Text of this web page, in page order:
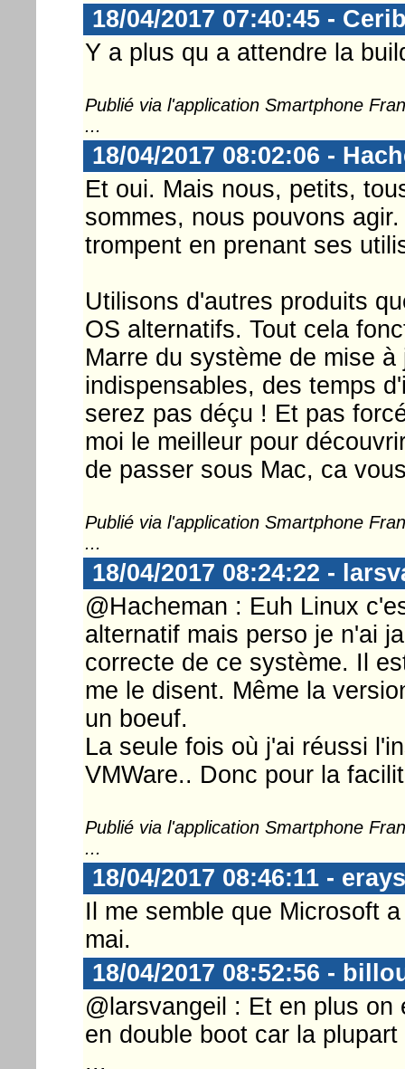
18/04/2017 07:40:45 -
Y a plus qu a attendre la
Publié via l'application Smartphone
...
18/04/2017 08:02:06 -
Et oui. Mais nous, petits,
sommes, nous pouvons
trompent en prenant ses
Utilisons d'autres produits
OS alternatifs. Tout cela
Marre du système de mise
indispensables, des temps
serez pas déçu ! Et pas
moi le meilleur pour
de passer sous Mac, ca
Publié via l'application Smartphone
...
18/04/2017 08:24:22 -
@Hacheman : Euh Linux
alternatif mais perso je n'ai
correcte de ce système. Il
me le disent. Même la
un boeuf.
La seule fois où j'ai réussi
VMWare.. Donc pour la
Publié via l'application Smartphone
...
18/04/2017 08:46:11 - erays
Il me semble que Microsoft
mai.
18/04/2017 08:52:56 -
@larsvangeil : Et en plus
en double boot car la
...